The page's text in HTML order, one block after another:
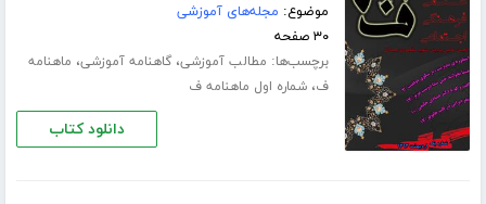
موضوع: مجله‌های آموزشی
۳۰ صفحه
برچسب‌ها: مطالب آموزشی،گاهنامه آموزشی، ماهنامه
ف،شماره اول ماهنامه ف
دانلود کتاب